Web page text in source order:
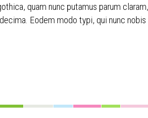
quam nunc putamus parum
Eodem modo typi, qui nunc